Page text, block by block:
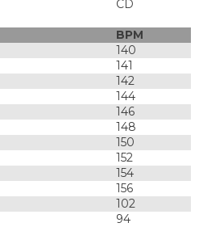
CD
BPM
140
141
142
144
146
148
150
152
154
156
102
94